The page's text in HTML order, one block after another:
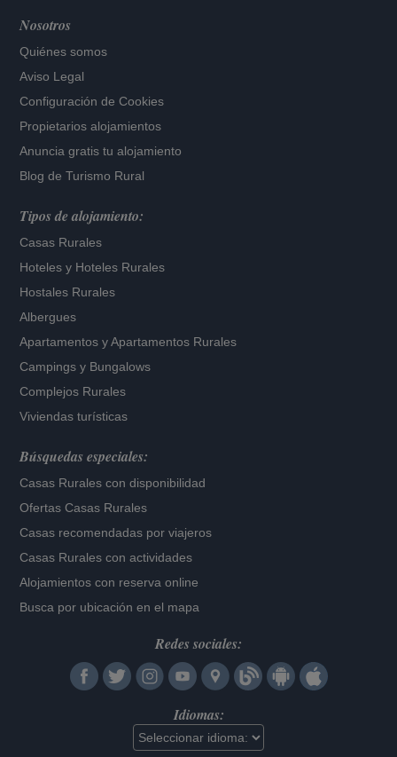
Nosotros
Quiénes somos
Aviso Legal
Configuración de Cookies
Propietarios alojamientos
Anuncia gratis tu alojamiento
Blog de Turismo Rural
Tipos de alojamiento:
Casas Rurales
Hoteles y Hoteles Rurales
Hostales Rurales
Albergues
Apartamentos yApartamentos Rurales
Campings y Bungalows
Complejos Rurales
Viviendas turísticas
Búsquedas especiales:
Casas Rurales con disponibilidad
Ofertas Casas Rurales
Casas recomendadas por viajeros
Casas Rurales con actividades
Alojamientos con reserva online
Busca por ubicación en el mapa
Redes sociales:
Idiomas: